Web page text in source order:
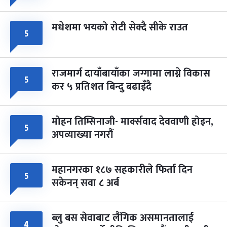
५ मधेशमा भयको रोटी सेक्दै सीके राउत
५ राजमार्ग दायाँबायाँका जग्गामा लाग्ने विकास
कर ५ प्रतिशत बिन्दु बढाइँदै
५ मोहन तिम्सिनाजी- मार्क्सवाद देववाणी होइन,
अपव्याख्या नगरौं
५ महानगरका १८७ सहकारीले फिर्ता दिन
सकेनन् सवा ८ अर्ब
ब्लु बस सेवाबाट लैंगिक असमानतालाई